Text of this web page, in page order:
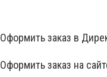
Оформить заказ в
Оформить заказ на